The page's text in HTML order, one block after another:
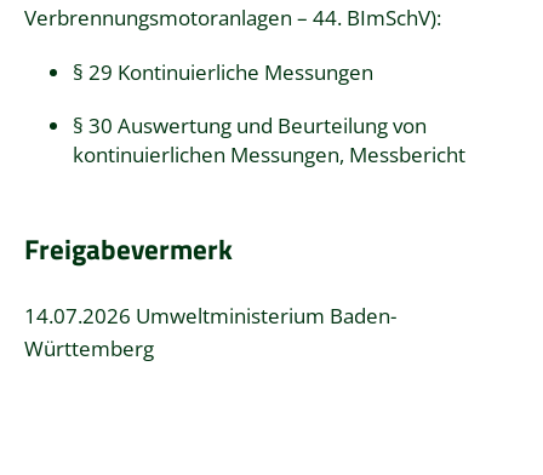
Verbrennungsmotoranlagen – 44. BImSchV):
§ 29 Kontinuierliche Messungen
§ 30 Auswertung und Beurteilung von
kontinuierlichen Messungen, Messbericht
Freigabevermerk
14.07.2026 Umweltministerium Baden-
Württemberg